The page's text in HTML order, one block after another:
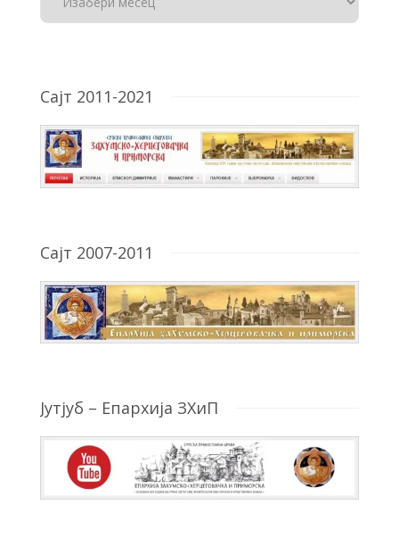
Сајт 2011-2021
Сајт 2007-2011
Јутјуб – Епархија ЗХиП